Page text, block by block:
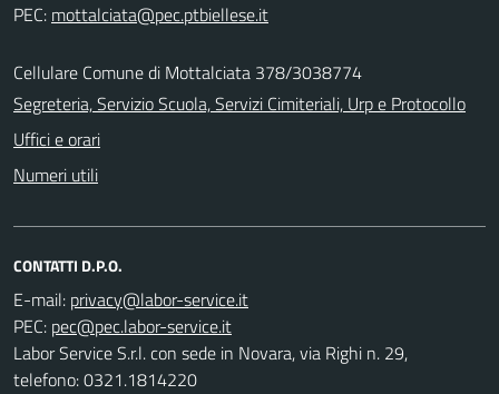
PEC:
Cellulare Comune di Mottalciata 378/3038774
Segreteria, Servizio Scuola, Servizi Cimiteriali, Urp e Protocollo
Uffici e orari
Numeri utili
CONTATTI D.P.O.
E-mail:
PEC:
Labor Service S.r.l. con sede in Novara, via Righi n. 29,
telefono: 0321.1814220